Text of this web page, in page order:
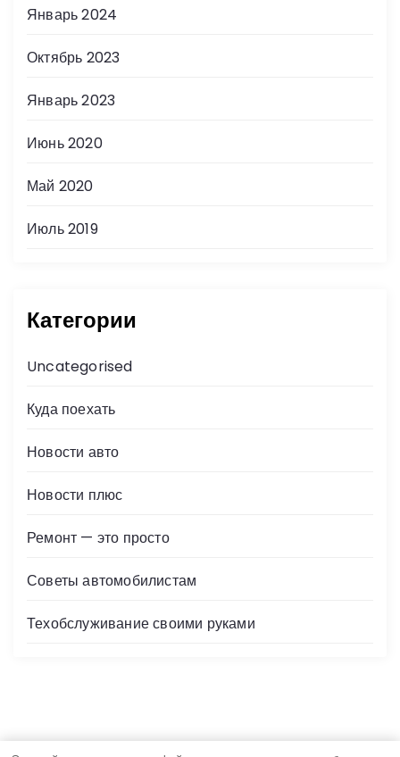
Январь 2024
Октябрь 2023
Январь 2023
Июнь 2020
Май 2020
Июль 2019
Категории
Uncategorised
Куда поехать
Новости авто
Новости плюс
Ремонт — это просто
Советы автомобилистам
Техобслуживание своими руками